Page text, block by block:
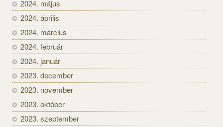
2024. május
2024. április
2024. március
2024. február
2024. január
2023. december
2023. november
2023. október
2023. szeptember